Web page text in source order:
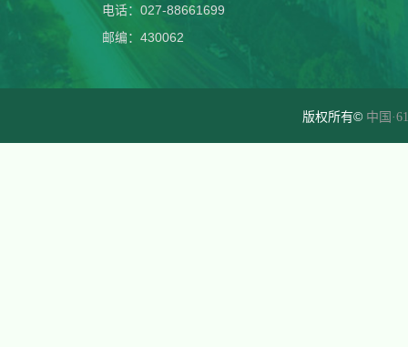
电话：027-88661699
邮编：430062
版权所有© 中国